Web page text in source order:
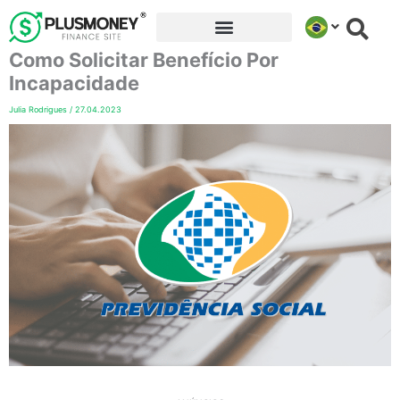
para
conteúdo
Como Solicitar Benefício Por
Incapacidade
Julia Rodrigues / 27.04.2023